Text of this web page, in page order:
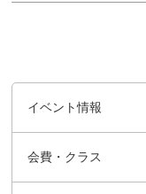
イベント情報
会費・クラス